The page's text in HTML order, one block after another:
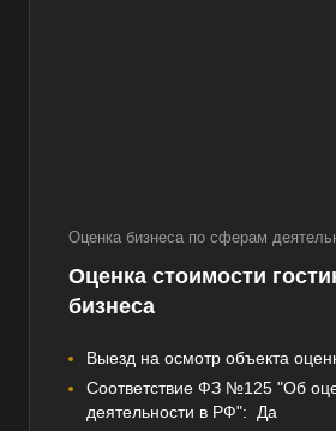
Оценка бизнеса по сферам
Оценка стоимости
бизнеса
Выезд на осмотр объекта
Соответствие ФЗ №125 "Об
деятельности в РФ":
Да